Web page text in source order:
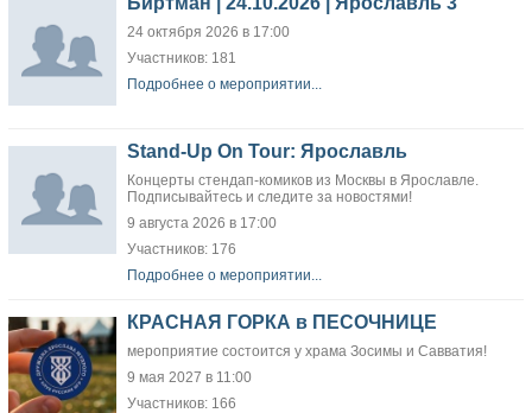
24 октября 2026 в 17:00
Участников: 181
Подробнее о мероприятии...
Stand-Up On Tour: Ярославль
Концерты стендап-комиков из Москвы в Ярославле.
Подписывайтесь и следите за новостями!
9 августа 2026 в 17:00
Участников: 176
Подробнее о мероприятии...
КРАСНАЯ ГОРКА в ПЕСОЧНИЦЕ
мероприятие состоится у храма Зосимы и Савватия!
9 мая 2027 в 11:00
Участников: 166